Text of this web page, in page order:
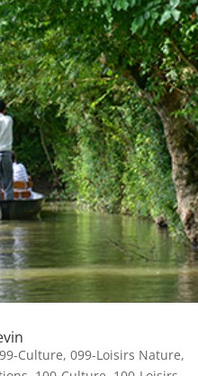
Culture, 099-Loisirs Nature,